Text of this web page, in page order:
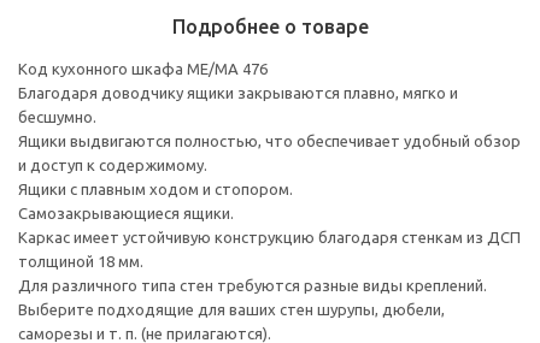
Подробнее о товаре
Код кухонного шкафа ME/MA 476
Благодаря доводчику ящики закрываются плавно, мягко и
бесшумно.
Ящики выдвигаются полностью, что обеспечивает удобный обзор
и доступ к содержимому.
Ящики с плавным ходом и стопором.
Самозакрывающиеся ящики.
Каркас имеет устойчивую конструкцию благодаря стенкам из ДСП
толщиной 18 мм.
Для различного типа стен требуются разные виды креплений.
Выберите подходящие для ваших стен шурупы, дюбели,
саморезы и т. п. (не прилагаются).